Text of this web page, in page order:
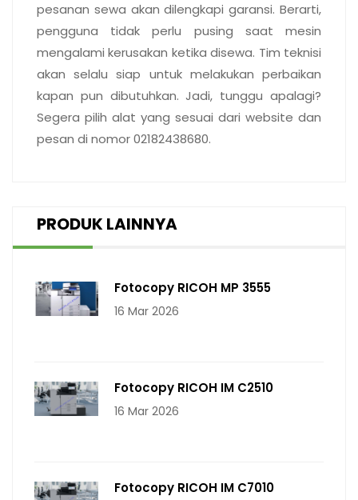
pesanan sewa akan dilengkapi garansi. Berarti,
pengguna tidak perlu pusing saat mesin
mengalami kerusakan ketika disewa. Tim teknisi
akan selalu siap untuk melakukan perbaikan
kapan pun dibutuhkan. Jadi, tunggu apalagi?
Segera pilih alat yang sesuai dari website dan
pesan di nomor 02182438680.
PRODUK LAINNYA
Fotocopy RICOH MP 3555
16 Mar 2026
Fotocopy RICOH IM C2510
16 Mar 2026
Fotocopy RICOH IM C7010